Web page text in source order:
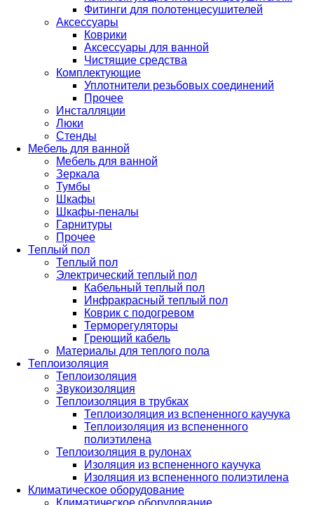
Фитинги для полотенцесушителей
Аксессуары
Коврики
Аксессуары для ванной
Чистящие средства
Комплектующие
Уплотнители резьбовых соединений
Прочее
Инсталляции
Люки
Стенды
Мебель для ванной
Мебель для ванной
Зеркала
Тумбы
Шкафы
Шкафы-пеналы
Гарнитуры
Прочее
Теплый пол
Теплый пол
Электрический теплый пол
Кабельный теплый пол
Инфракрасный теплый пол
Коврик с подогревом
Терморегуляторы
Греющий кабель
Материалы для теплого пола
Теплоизоляция
Теплоизоляция
Звукоизоляция
Теплоизоляция в трубках
Теплоизоляция из вспененного каучука
Теплоизоляция из вспененного
полиэтилена
Теплоизоляция в рулонах
Изоляция из вспененного каучука
Изоляция из вспененного полиэтилена
Климатическое оборудование